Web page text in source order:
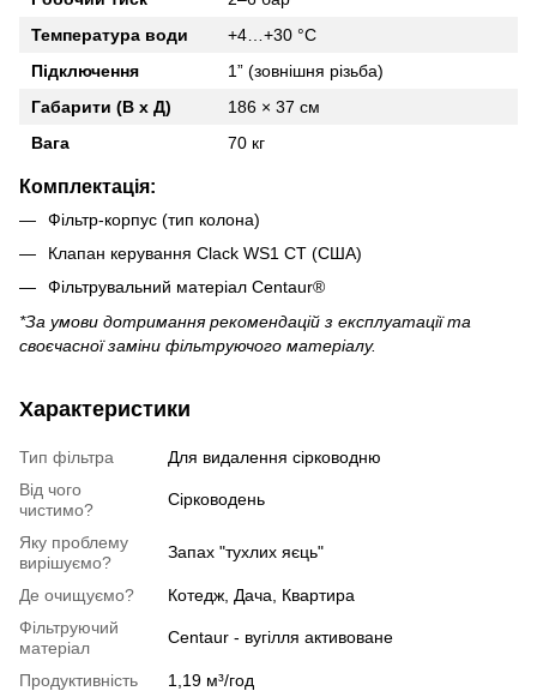
Температура води
+4…+30 °C
Підключення
1” (зовнішня різьба)
Габарити (В х Д)
186 × 37 см
Вага
70 кг
Комплектація:
Фільтр-корпус (тип колона)
Клапан керування Clack WS1 CT (США)
Фільтрувальний матеріал Centaur®
*За умови дотримання рекомендацій з експлуатації та
своєчасної заміни фільтруючого матеріалу.
Характеристики
Тип фільтра
Для видалення сірководню
Від чого
чистимо?
Сірководень
Яку проблему
вирішуємо?
Запах "тухлих яєць"
Де очищуємо?
Котедж, Дача, Квартира
Фільтруючий
матеріал
Centaur - вугілля активоване
Продуктивність
1,19 м³/год